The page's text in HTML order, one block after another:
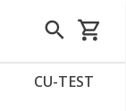
close
search
Skip
to
shopping_cart
รถเข็น
CU‑TEST